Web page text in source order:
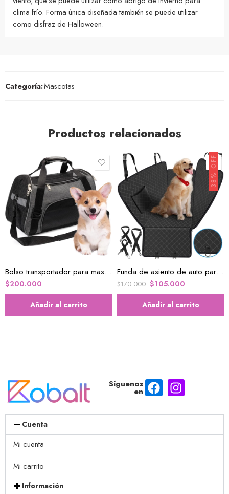
clima frío. Forma única diseñada también se puede utilizar
como disfraz de Halloween.
Categoría:Mascotas
Productos relacionados
Bolso transportador para mascotas gris oscuro
$200.000
Añadir al carrito
38% OFF
Funda de asiento de auto para mascotas
$170.000 $105.000
Añadir al carrito
Síguenos
en
Cuenta
Mi cuenta
Mi carrito
Información